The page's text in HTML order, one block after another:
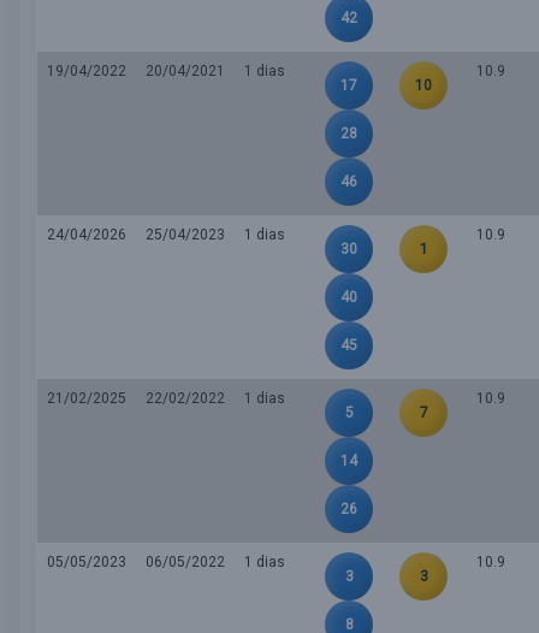
42
19/04/2022 20/04/2021
1 dias
17
28
46
10
10.9
24/04/2026 25/04/2023
1 dias
30
40
45
1
10.9
21/02/2025 22/02/2022
1 dias
5
14
26
7
10.9
05/05/2023 06/05/2022
1 dias
3
8
3
10.9